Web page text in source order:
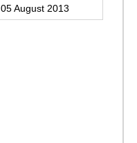
05 August 2013